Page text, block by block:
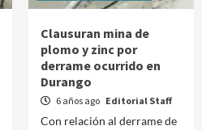
Clausuran mina de
plomo y zinc por
derrame ocurrido en
Durango
6 años ago Editorial Staff
Con relación al derrame de